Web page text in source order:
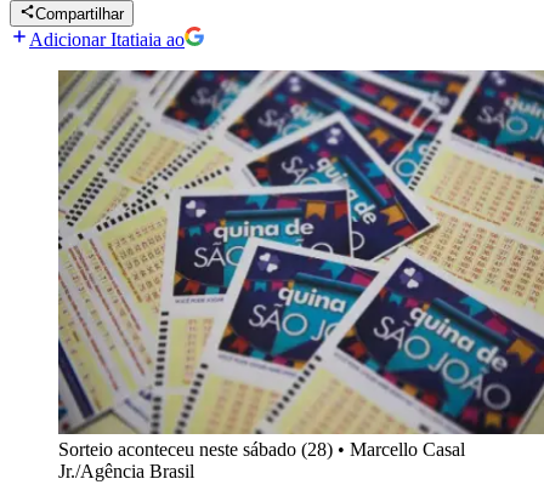
Compartilhar
Adicionar Itatiaia ao
Sorteio aconteceu neste sábado (28) • Marcello Casal
Jr./Agência Brasil